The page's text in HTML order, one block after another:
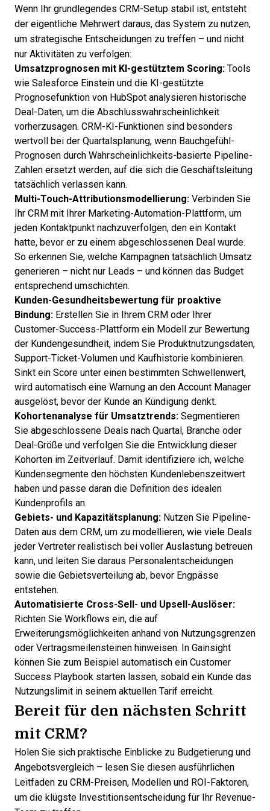
Wenn Ihr grundlegendes CRM-Setup stabil ist, entsteht
der eigentliche Mehrwert daraus, das System zu nutzen,
um strategische Entscheidungen zu treffen – und nicht
nur Aktivitäten zu verfolgen:
Umsatzprognosen mit KI-gestütztem Scoring: Tools
wie Salesforce Einstein und die KI-gestützte
Prognosefunktion von HubSpot analysieren historische
Deal-Daten, um die Abschlusswahrscheinlichkeit
vorherzusagen. CRM-KI-Funktionen sind besonders
wertvoll
bei der Quartalsplanung, wenn Bauchgefühl-
Prognosen durch Wahrscheinlichkeits-basierte Pipeline-
Zahlen ersetzt werden, auf die sich die Geschäftsleitung
tatsächlich verlassen kann.
Multi-Touch-Attributionsmodellierung: Verbinden Sie
Ihr CRM mit Ihrer Marketing-Automation-Plattform, um
jeden Kontaktpunkt nachzuverfolgen, den ein Kontakt
hatte, bevor er zu einem abgeschlossenen Deal wurde.
So erkennen Sie, welche Kampagnen tatsächlich Umsatz
generieren – nicht nur Leads – und können das Budget
entsprechend umschichten.
Kunden-Gesundheitsbewertung für proaktive
Bindung: Erstellen Sie in Ihrem CRM oder Ihrer
Customer-Success-Plattform ein Modell zur Bewertung
der Kundengesundheit, indem Sie Produktnutzungsdaten,
Support-Ticket-Volumen und Kaufhistorie kombinieren.
Sinkt ein Score unter einen bestimmten Schwellenwert,
wird automatisch eine Warnung an den Account Manager
ausgelöst, bevor der Kunde an Kündigung denkt.
Kohortenanalyse für Umsatztrends: Segmentieren
Sie abgeschlossene Deals nach Quartal, Branche oder
Deal-Größe und verfolgen Sie die Entwicklung dieser
Kohorten im Zeitverlauf. Damit identifiziere ich, welche
Kundensegmente den höchsten Kundenlebenszeitwert
haben und passe daran die Definition des idealen
Kundenprofils an.
Gebiets- und Kapazitätsplanung: Nutzen Sie Pipeline-
Daten aus dem CRM, um zu modellieren, wie viele Deals
jeder Vertreter realistisch bei voller Auslastung betreuen
kann, und leiten Sie daraus Personalentscheidungen
sowie die Gebietsverteilung ab, bevor Engpässe
entstehen.
Automatisierte Cross-Sell- und Upsell-Auslöser:
Richten Sie Workflows ein, die auf
Erweiterungsmöglichkeiten anhand von Nutzungsgrenzen
oder Vertragsmeilensteinen hinweisen. In Gainsight
können Sie zum Beispiel automatisch ein Customer
Success Playbook starten lassen, sobald ein Kunde das
Nutzungslimit in seinem aktuellen Tarif erreicht.
Bereit für den nächsten Schritt
mit CRM?
Holen Sie sich praktische Einblicke zu Budgetierung und
Angebotsvergleich – lesen Sie diesen ausführlichen
Leitfaden zu CRM-Preisen, Modellen und ROI-Faktoren,
um die klügste Investitionsentscheidung für Ihr Revenue-